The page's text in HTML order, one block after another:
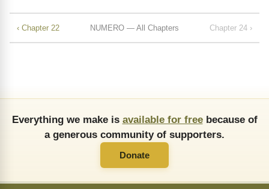
‹ Chapter 22 NUMERO — All Chapters Chapter 24 ›
Everything we make is available for freebecause of
a generous community of supporters.
Donate